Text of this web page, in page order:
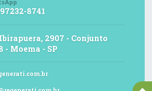
8741
2907 - Conjunto
- Moema - SP